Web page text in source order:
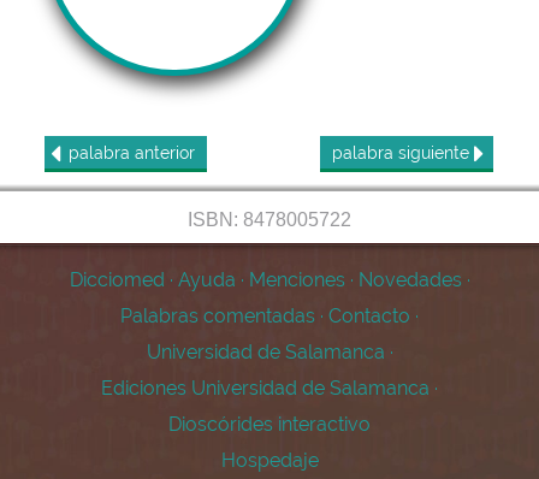
palabra anterior palabra siguiente
ISBN: 8478005722
Dicciomed · Ayuda · Menciones · Novedades ·
Palabras comentadas · Contacto ·
Universidad de Salamanca ·
Ediciones Universidad de Salamanca ·
Dioscórides interactivo
Hospedaje